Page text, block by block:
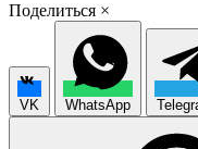
Поделиться ×
VK WhatsApp